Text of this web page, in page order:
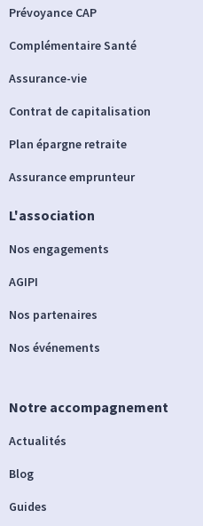
Prévoyance CAP
Complémentaire Santé
Assurance-vie
Contrat de capitalisation
Plan épargne retraite
Assurance emprunteur
L'association
Nos engagements
AGIPI
Nos partenaires
Nos événements
Notre accompagnement
Actualités
Blog
Guides